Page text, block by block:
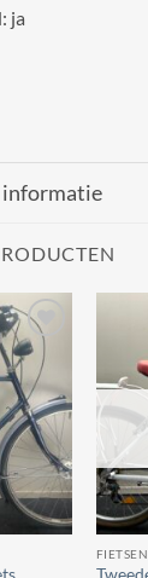
ja
informatie
Add to
wishlist